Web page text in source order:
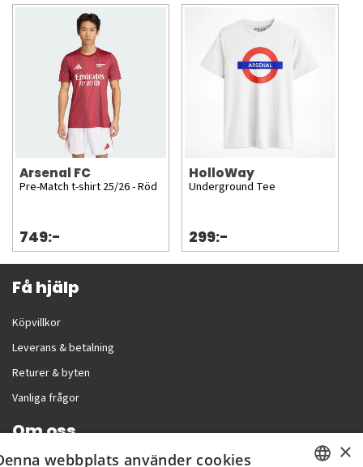
Arsenal FC
Pre-Match t-shirt 25/26 - Röd
749:-
HolloWay
Underground Tee
299:-
Få hjälp
Köpvillkor
Leverans & betalning
Returer & byten
Vanliga frågor
Om oss
×
webbplats använder cookies